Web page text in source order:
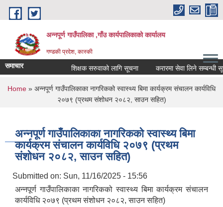
Skip to main content
अन्नपूर्ण गाउँपालिका ,गाँउ कार्यपालिकाको कार्यालय
गण्डकी प्रदेश, कास्की
समाचार शिक्षक सरुवाको लागि सूचना करारमा सेवा लिने सम्बन्धी
You are here
Home » अन्नपूर्ण गाउँपालिकाका नागरिकको स्वास्थ्य बिमा कार्यक्रम संचालन कार्यविधि
२०७९ (प्रथम संशोधन २०८२, साउन सहित)
अन्नपूर्ण गाउँपालिकाका नागरिकको स्वास्थ्य बिमा
कार्यक्रम संचालन कार्यविधि २०७९ (प्रथम
संशोधन २०८२, साउन सहित)
Submitted on: Sun, 11/16/2025 - 15:56
अन्नपूर्ण गाउँपालिकाका नागरिकको स्वास्थ्य बिमा कार्यक्रम संचालन
कार्यविधि २०७९ (प्रथम संशोधन २०८२, साउन सहित)